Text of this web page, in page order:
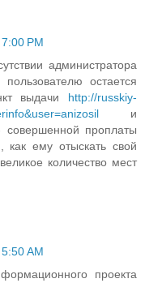
PM
администратора
остается
выдачи http://russkiy-
и
совершенной проплаты
ему отыскать свой
количество мест
AM
проекта